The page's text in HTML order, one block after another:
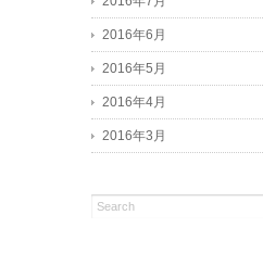
2016年6月
2016年5月
2016年4月
2016年3月